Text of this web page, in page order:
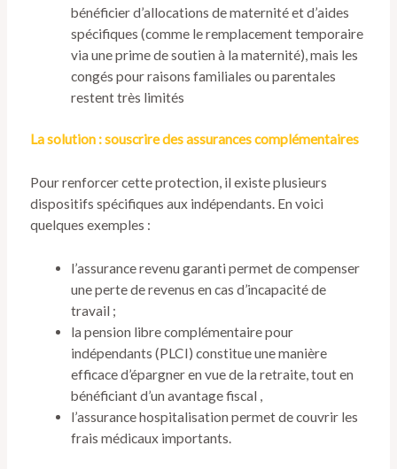
bénéficier d’allocations de maternité et d’aides
spécifiques (comme le remplacement temporaire
via une prime de soutien à la maternité), mais les
congés pour raisons familiales ou parentales
restent très limités
La solution : souscrire des assurances complémentaires
Pour renforcer cette protection, il existe plusieurs
dispositifs spécifiques aux indépendants. En voici
quelques exemples :
l’assurance revenu garanti permet de compenser
une perte de revenus en cas d’incapacité de
travail ;
la pension libre complémentaire pour
indépendants (PLCI) constitue une manière
efficace d’épargner en vue de la retraite, tout en
bénéficiant d’un avantage fiscal ,
l’assurance hospitalisation permet de couvrir les
frais médicaux importants.